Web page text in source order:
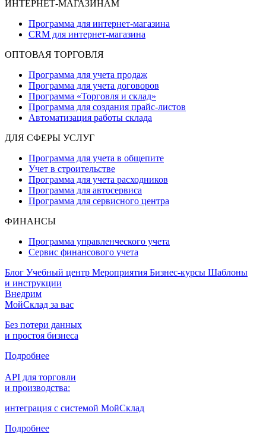
ИНТЕРНЕТ-МАГАЗИНАМ
Программа для интернет-магазина
CRM для интернет-магазина
ОПТОВАЯ ТОРГОВЛЯ
Программа для учета продаж
Программа для учета договоров
Программа «Торговля и склад»
Программа для создания прайс‑листов
Автоматизация работы склада
ДЛЯ СФЕРЫ УСЛУГ
Программа для учета в общепите
Учет в строительстве
Программа для учета расходников
Программа для автосервиса
Программа для сервисного центра
ФИНАНСЫ
Программа управленческого учета
Сервис финансового учета
Блог Учебный центр Мероприятия Бизнес-курсы Шаблоны
и инструкции
Внедрим
МойСклад за вас
Без потери данных
и простоя бизнеса
Подробнее
API для торговли
и производства:
интеграция с системой МойСклад
Подробнее